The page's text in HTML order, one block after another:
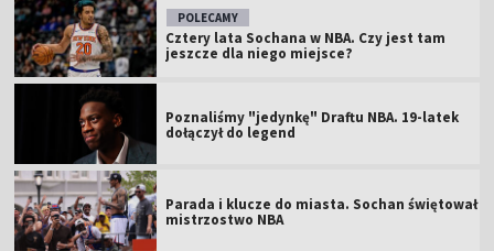
POLECAMY
Cztery lata Sochana w NBA. Czy jest tam
jeszcze dla niego miejsce?
Poznaliśmy "jedynkę" Draftu NBA. 19-latek
dołączył do legend
Parada i klucze do miasta. Sochan świętował
mistrzostwo NBA